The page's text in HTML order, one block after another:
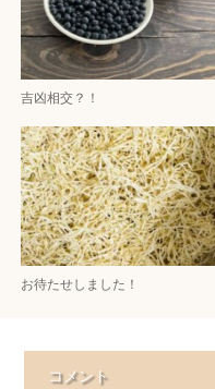
吉凶相交？！
お待たせしました！
コメント